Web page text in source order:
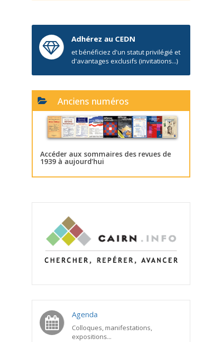
Adhérez au CEDN
et bénéficiez d'un statut privilégié et
d'avantages exclusifs (invitations...)
Anciens numéros
Accéder aux sommaires des revues de
1939 à aujourd’hui
Agenda
Colloques, manifestations,
expositions...